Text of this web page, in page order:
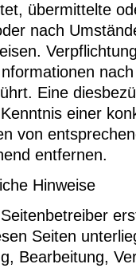
übermittelte
nach
Eine
einer
von
entfernen.
Hinweise
Seiten
Bearbeitung,